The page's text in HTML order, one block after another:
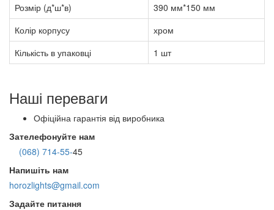
Розмір (д*ш*в)
390 мм*150 мм
Колір корпусу
хром
Кількість в упаковці
1 шт
Наші переваги
Офіційна гарантія від виробника
Зателефонуйте нам
(068) 714-55-45
Напишіть нам
horozlights@gmail.com
Задайте питання